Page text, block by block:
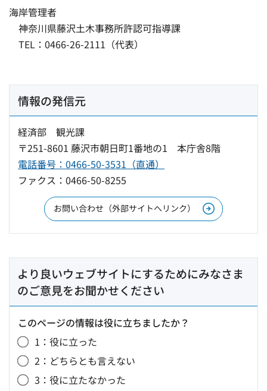
海岸管理者
神奈川県藤沢土木事務所許認可指導課
TEL：0466-26-2111（代表）
情報の発信元
経済部 観光課
〒251-8601 藤沢市朝日町1番地の1 本庁舎8階
電話番号：0466-50-3531（直通）
ファクス：0466-50-8255
お問い合わせ（外部サイトへリンク）
より良いウェブサイトにするためにみなさま
のご意見をお聞かせください
このページの情報は役に立ちましたか？
1：役に立った
2：どちらとも言えない
3：役に立たなかった